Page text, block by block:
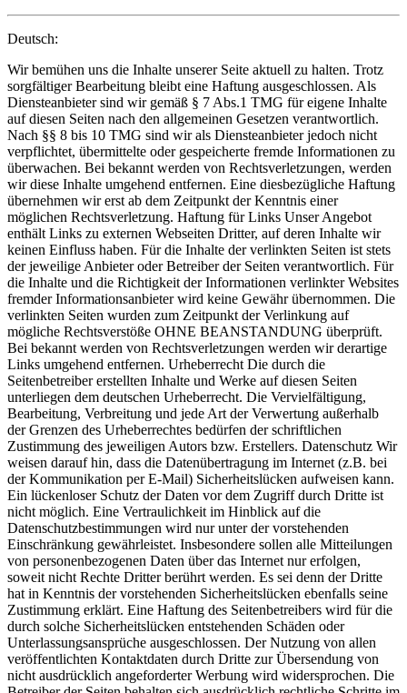
Deutsch:
Wir bemühen uns die Inhalte unserer Seite aktuell zu halten. Trotz
sorgfältiger Bearbeitung bleibt eine Haftung ausgeschlossen. Als
Diensteanbieter sind wir gemäß § 7 Abs.1 TMG für eigene Inhalte
auf diesen Seiten nach den allgemeinen Gesetzen verantwortlich.
Nach §§ 8 bis 10 TMG sind wir als Diensteanbieter jedoch nicht
verpflichtet, übermittelte oder gespeicherte fremde Informationen zu
überwachen. Bei bekannt werden von Rechtsverletzungen, werden
wir diese Inhalte umgehend entfernen. Eine diesbezügliche Haftung
übernehmen wir erst ab dem Zeitpunkt der Kenntnis einer
möglichen Rechtsverletzung. Haftung für Links Unser Angebot
enthält Links zu externen Webseiten Dritter, auf deren Inhalte wir
keinen Einfluss haben. Für die Inhalte der verlinkten Seiten ist stets
der jeweilige Anbieter oder Betreiber der Seiten verantwortlich. Für
die Inhalte und die Richtigkeit der Informationen verlinkter Websites
fremder Informationsanbieter wird keine Gewähr übernommen. Die
verlinkten Seiten wurden zum Zeitpunkt der Verlinkung auf
mögliche Rechtsverstöße OHNE BEANSTANDUNG überprüft.
Bei bekannt werden von Rechtsverletzungen werden wir derartige
Links umgehend entfernen. Urheberrecht Die durch die
Seitenbetreiber erstellten Inhalte und Werke auf diesen Seiten
unterliegen dem deutschen Urheberrecht. Die Vervielfältigung,
Bearbeitung, Verbreitung und jede Art der Verwertung außerhalb
der Grenzen des Urheberrechtes bedürfen der schriftlichen
Zustimmung des jeweiligen Autors bzw. Erstellers. Datenschutz Wir
weisen darauf hin, dass die Datenübertragung im Internet (z.B. bei
der Kommunikation per E-Mail) Sicherheitslücken aufweisen kann.
Ein lückenloser Schutz der Daten vor dem Zugriff durch Dritte ist
nicht möglich. Eine Vertraulichkeit im Hinblick auf die
Datenschutzbestimmungen wird nur unter der vorstehenden
Einschränkung gewährleistet. Insbesondere sollen alle Mitteilungen
von personenbezogenen Daten über das Internet nur erfolgen,
soweit nicht Rechte Dritter berührt werden. Es sei denn der Dritte
hat in Kenntnis der vorstehenden Sicherheitslücken ebenfalls seine
Zustimmung erklärt. Eine Haftung des Seitenbetreibers wird für die
durch solche Sicherheitslücken entstehenden Schäden oder
Unterlassungsansprüche ausgeschlossen. Der Nutzung von allen
veröffentlichten Kontaktdaten durch Dritte zur Übersendung von
nicht ausdrücklich angeforderter Werbung wird widersprochen. Die